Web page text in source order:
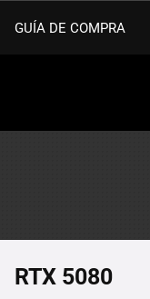
GUÍA DE COMPRA
RTX 5080